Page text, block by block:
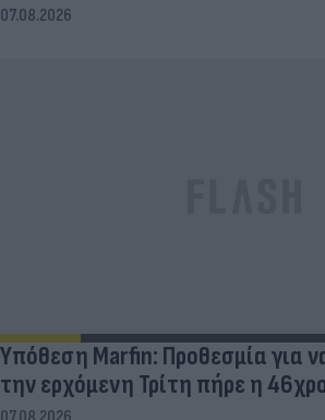
07.08.2026
Υπόθεση Marfin: Προθεσμία για
την ερχόμενη Τρίτη πήρε η